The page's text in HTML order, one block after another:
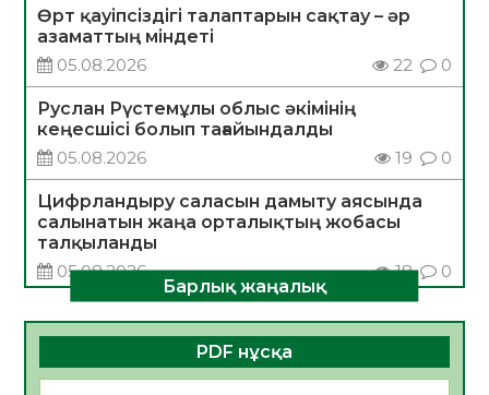
Өрт қауіпсіздігі талаптарын сақтау – әр
азаматтың міндеті
05.08.2026
22 0
Руслан Рүстемұлы облыс әкімінің
кеңесшісі болып тағайындалды
05.08.2026
19 0
Цифрландыру саласын дамыту аясында
салынатын жаңа орталықтың жобасы
талқыланды
05.08.2026
18 0
құралдарының таныстырылымы өтті
05.08.2026
19 0
Барлық жаңалық
PDF нұсқа